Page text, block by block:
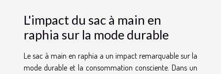
L'impact du sac à main en
raphia sur la mode durable
Le sac à main en raphia a un impact remarquable sur la
mode durable et la consommation consciente. Dans un